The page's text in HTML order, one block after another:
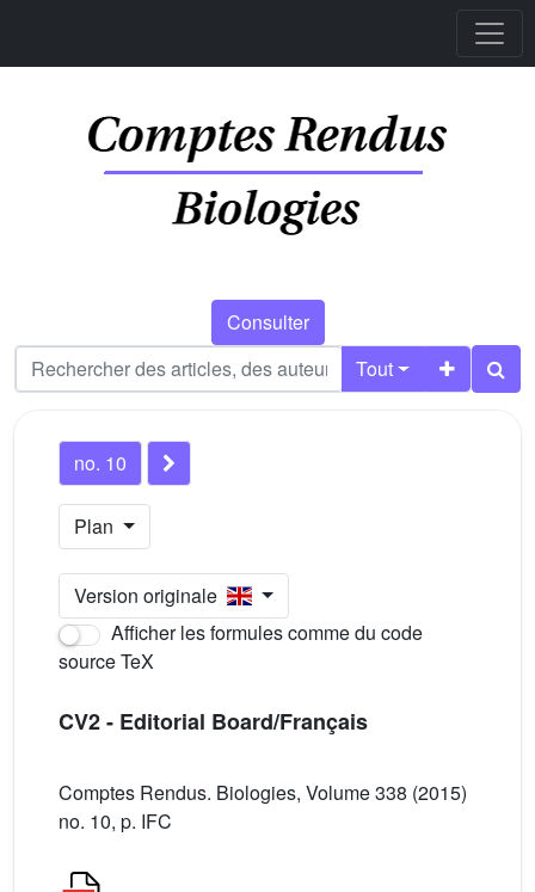
Consulter
Tout
no. 10
Plan
Version originale
Afficher les formules comme du code
source TeX
CV2 - Editorial Board/Français
Comptes Rendus. Biologies, Volume 338 (2015)
no. 10, p. IFC